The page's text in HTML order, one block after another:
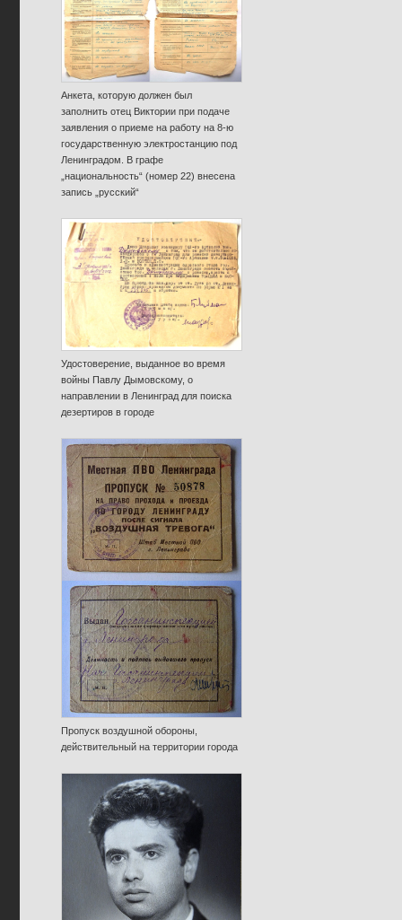
Анкета, которую должен был
заполнить отец Виктории при подаче
заявления о приеме на работу на 8-ю
государственную электростанцию под
Ленинградом. В графе
„национальность“ (номер 22) внесена
запись „русский“
Удостоверение, выданное во время
войны Павлу Дымовскому, о
направлении в Ленинград для поиска
дезертиров в городе
Пропуск воздушной обороны,
действительный на территории города